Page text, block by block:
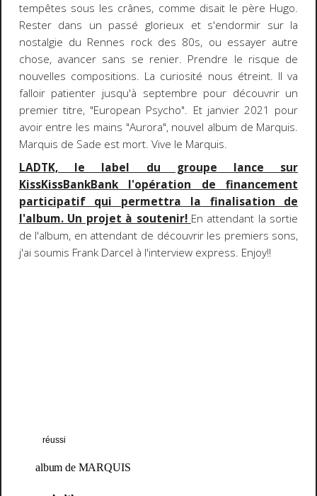
tempêtes sous les crânes, comme disait le père Hugo.
Rester dans un passé glorieux et s'endormir sur la
nostalgie du Rennes rock des 80s, ou essayer autre
chose, avancer sans se renier. Prendre le risque de
nouvelles compositions. La curiosité nous étreint. Il va
falloir patienter jusqu'à septembre pour découvrir un
premier titre, "European Psycho". Et janvier 2021 pour
avoir entre les mains "Aurora", nouvel album de Marquis.
Marquis de Sade est mort. Vive le Marquis.
LADTK, le label du groupe lance sur
KissKissBankBank l'opération de financement
participatif qui permettra la finalisation de
l'album. Un projet à soutenir! En attendant la sortie
de l'album, en attendant de découvrir les premiers sons,
j'ai soumis Frank Darcel à l'interview express. Enjoy!!